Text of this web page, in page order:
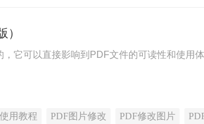
它可以直接影响到PDF文件的可读性和使用
使用教程 PDF图片修改 PDF修改图片